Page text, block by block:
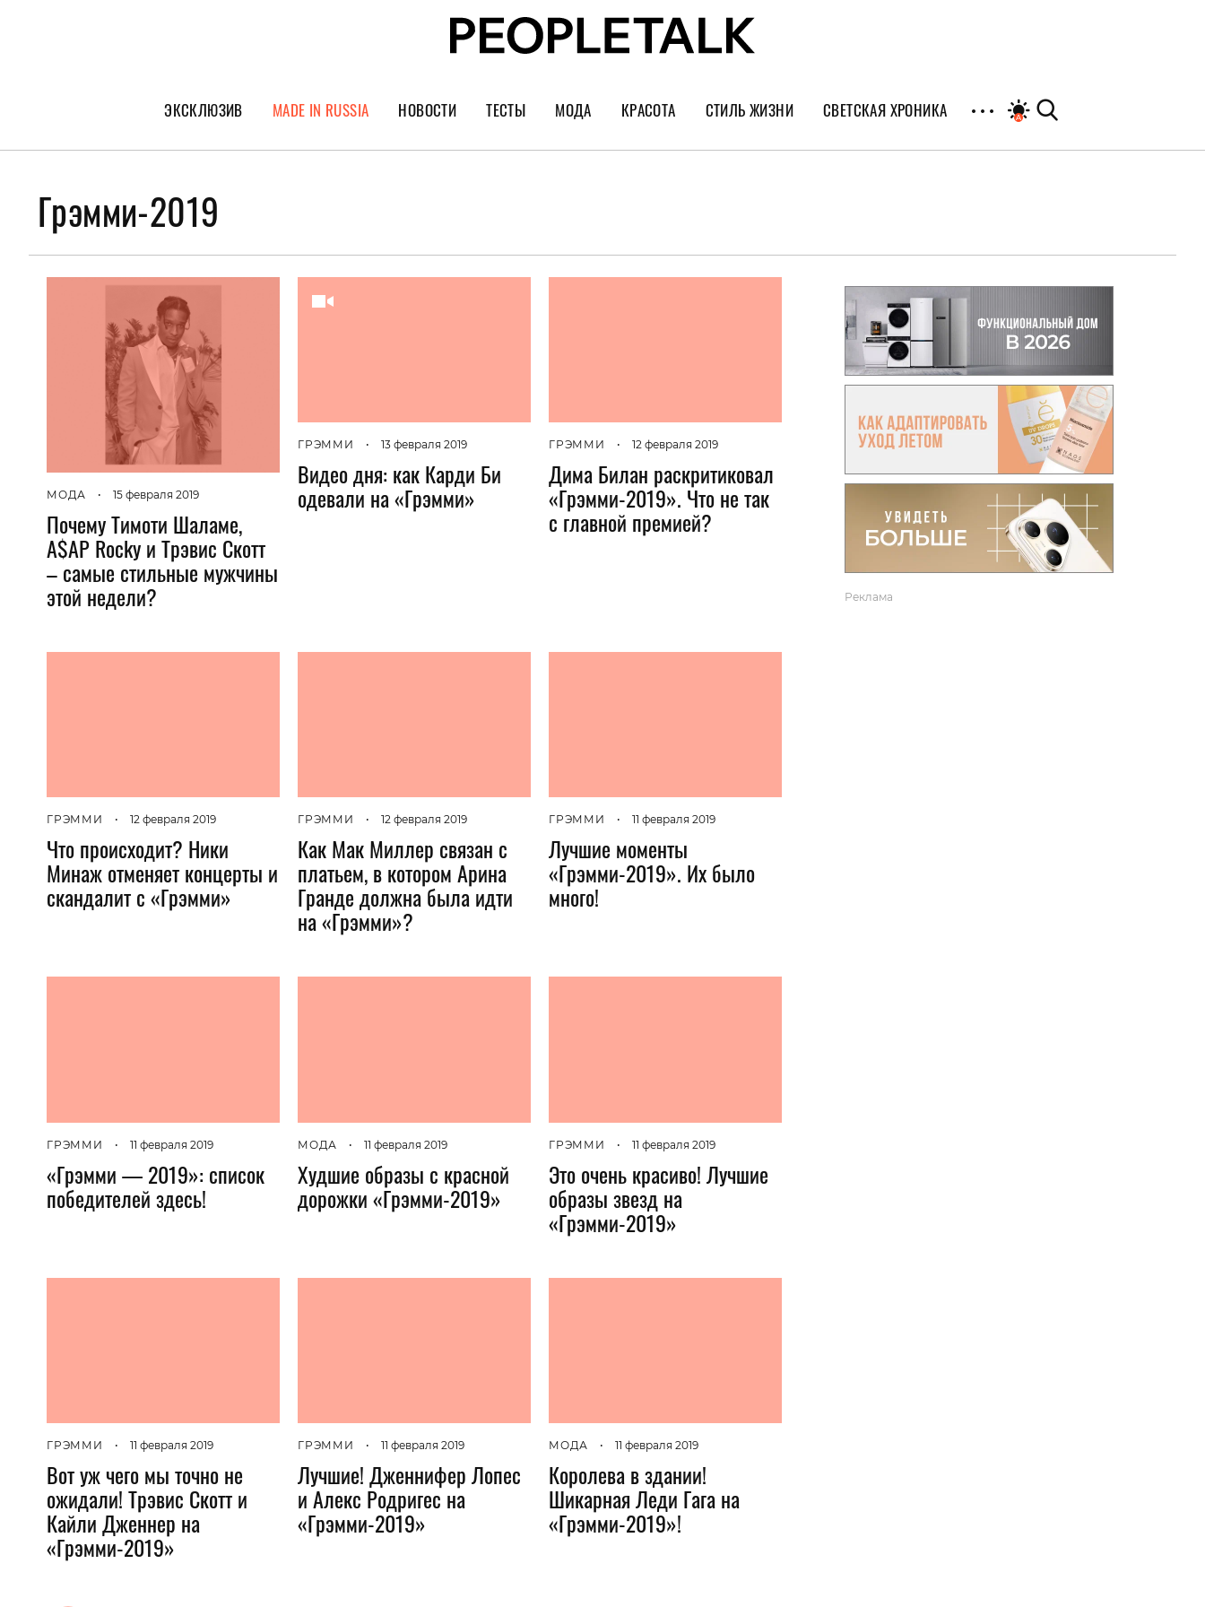
ЭКСКЛЮЗИВ
ГЕРОИ PEOPLETALK
ИНТЕРВЬЮ
ПОКОЛЕНИЕ
MADE IN RUSSIA НОВОСТИ ТЕСТЫ МОДА
Тренды
Украшения и часы
КРАСОТА
Уход за лицом
Парфюм
СТИЛЬ ЖИЗНИ
Культура
Путешествия
Гаджеты и авто
СВЕТСКАЯ ХРОНИКА
Грэмми-2019
МОДА • 15 февраля 2019
Почему Тимоти Шаламе,
A$AP Rocky и Трэвис Скотт
– самые стильныe мужчины
этой недели?
ГРЭММИ • 13 февраля 2019
Видео дня: как Карди Би
одевали на «Грэмми»
ГРЭММИ • 12 февраля 2019
Дима Билан раскритиковал
«Грэмми-2019». Что не так
с главной премией?
ГРЭММИ • 12 февраля 2019
Что происходит? Ники
Минаж отменяет концерты и
скандалит с «Грэмми»
ГРЭММИ • 12 февраля 2019
Как Мак Миллер связан с
платьем, в котором Арина
Гранде должна была идти
на «Грэмми»?
ГРЭММИ • 11 февраля 2019
Лучшие моменты
«Грэмми-2019». Их было
много!
ГРЭММИ • 11 февраля 2019
«Грэмми — 2019»: список
победителей здесь!
МОДА • 11 февраля 2019
Худшие образы с красной
дорожки «Грэмми-2019»
ГРЭММИ • 11 февраля 2019
Это очень красиво! Лучшие
образы звезд на
«Грэмми-2019»
ГРЭММИ • 11 февраля 2019
Вот уж чего мы точно не
ожидали! Трэвис Скотт и
Кайли Дженнер на
«Грэмми-2019»
ГРЭММИ • 11 февраля 2019
Лучшие! Дженнифер Лопес
и Алекс Родригес на
«Грэмми-2019»
МОДА • 11 февраля 2019
Королева в здании!
Шикарная Леди Гага на
«Грэмми-2019»!
Реклама